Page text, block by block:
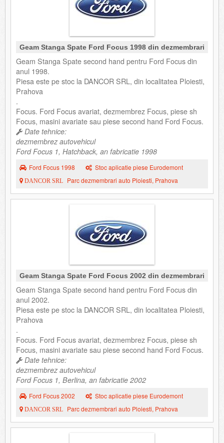
Geam Stanga Spate Ford Focus 1998 din dezmembrari
Geam Stanga Spate second hand pentru Ford Focus din
anul 1998.
Piesa este pe stoc la DANCOR SRL, din localitatea Ploiesti,
Prahova
.
Focus. Ford Focus avariat, dezmembrez Focus, piese sh
Focus, masini avariate sau piese second hand Ford Focus.
Date tehnice:
dezmembrez autovehicul
Ford Focus 1, Hatchback, an fabricatie 1998
Ford Focus 1998 Stoc aplicatie piese Eurodemont
DANCOR SRL Parc dezmembrari auto Ploiesti, Prahova
Geam Stanga Spate Ford Focus 2002 din dezmembrari
Geam Stanga Spate second hand pentru Ford Focus din
anul 2002.
Piesa este pe stoc la DANCOR SRL, din localitatea Ploiesti,
Prahova
.
Focus. Ford Focus avariat, dezmembrez Focus, piese sh
Focus, masini avariate sau piese second hand Ford Focus.
Date tehnice:
dezmembrez autovehicul
Ford Focus 1, Berlina, an fabricatie 2002
Ford Focus 2002 Stoc aplicatie piese Eurodemont
DANCOR SRL Parc dezmembrari auto Ploiesti, Prahova